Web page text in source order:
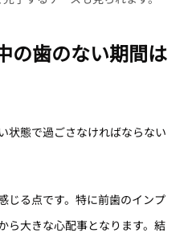
の歯のない期間は
状態で過ごさなければならない
じる点です。特に前歯のインプ
ら大きな心配事となります。結